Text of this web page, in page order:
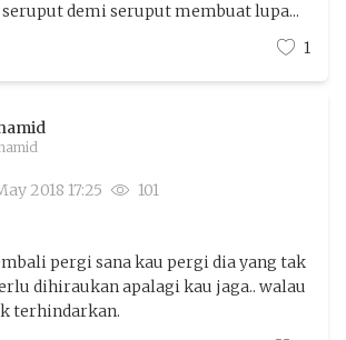
demi seruput membuat lupa...
1
2018 17:25 101
pergi sana kau pergi dia yang tak
dihiraukan apalagi kau jaga.. walau
terhindarkan.